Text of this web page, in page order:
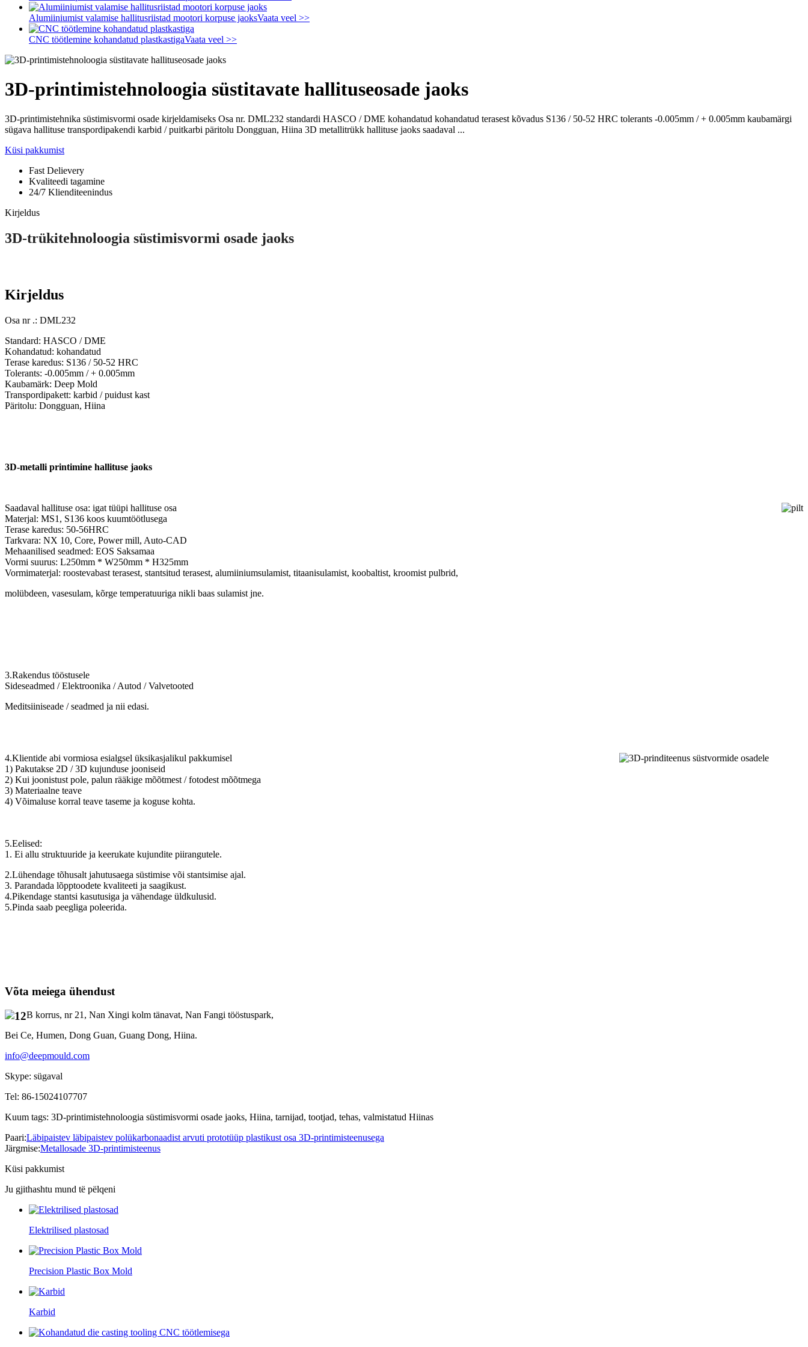
Alumiiniumist valamise hallitusriistad mootori korpuse jaoksVaata veel >>
CNC töötlemine kohandatud plastkastigaVaata veel >>
3D-printimistehnoloogia süstitavate hallituseosade jaoks
3D-printimistehnika süstimisvormi osade kirjeldamiseks Osa nr. DML232 standardi HASCO / DME kohandatud kohandatud terasest kõvadus S136 / 50-52 HRC tolerants -0.005mm / + 0.005mm kaubamärgi
sügava hallituse transpordipakendi karbid / puitkarbi päritolu Dongguan, Hiina 3D metallitrükk hallituse jaoks saadaval ...
Küsi pakkumist
Fast Delievery
Kvaliteedi tagamine
24/7 Klienditeenindus
Kirjeldus
3D-trükitehnoloogia süstimisvormi osade jaoks
Kirjeldus
Osa nr .: DML232
Standard: HASCO / DME
Kohandatud: kohandatud
Terase karedus: S136 / 50-52 HRC
Tolerants: -0.005mm / + 0.005mm
Kaubamärk: Deep Mold
Transpordipakett: karbid / puidust kast
Päritolu: Dongguan, Hiina
3D-metalli printimine hallituse jaoks
Saadaval hallituse osa: igat tüüpi hallituse osa
Materjal: MS1, S136 koos kuumtöötlusega
Terase karedus: 50-56HRC
Tarkvara: NX 10, Core, Power mill, Auto-CAD
Mehaanilised seadmed: EOS Saksamaa
Vormi suurus: L250mm * W250mm * H325mm
Vormimaterjal: roostevabast terasest, stantsitud terasest, alumiiniumsulamist, titaanisulamist, koobaltist, kroomist pulbrid,
molübdeen, vasesulam, kõrge temperatuuriga nikli baas sulamist jne.
3.Rakendus tööstusele
Sideseadmed / Elektroonika / Autod / Valvetooted
Meditsiiniseade / seadmed ja nii edasi.
4.Klientide abi vormiosa esialgsel üksikasjalikul pakkumisel
1) Pakutakse 2D / 3D kujunduse jooniseid
2) Kui joonistust pole, palun rääkige mõõtmest / fotodest mõõtmega
3) Materiaalne teave
4) Võimaluse korral teave taseme ja koguse kohta.
5.Eelised:
1. Ei allu struktuuride ja keerukate kujundite piirangutele.
2.Lühendage tõhusalt jahutusaega süstimise või stantsimise ajal.
3. Parandada lõpptoodete kvaliteeti ja saagikust.
4.Pikendage stantsi kasutusiga ja vähendage üldkulusid.
5.Pinda saab peegliga poleerida.
Võta meiega ühendust
B korrus, nr 21, Nan Xingi kolm tänavat, Nan Fangi tööstuspark,
Bei Ce, Humen, Dong Guan, Guang Dong, Hiina.
info@deepmould.com
Skype: sügaval
Tel: 86-15024107707
Kuum tags: 3D-printimistehnoloogia süstimisvormi osade jaoks, Hiina, tarnijad, tootjad, tehas, valmistatud Hiinas
Paari:Läbipaistev läbipaistev polükarbonaadist arvuti prototüüp plastikust osa 3D-printimisteenusega
Järgmise:Metallosade 3D-printimisteenus
Küsi pakkumist
Ju gjithashtu mund të pëlqeni
Elektrilised plastosad
Precision Plastic Box Mold
Karbid